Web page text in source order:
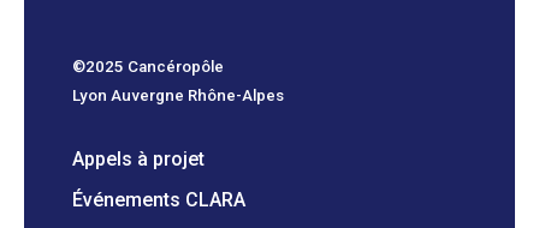
©2025 Cancéropôle
Lyon Auvergne Rhône-Alpes
Appels à projet
Événements CLARA